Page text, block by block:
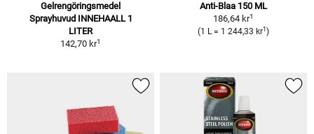
Gelrengöringsmedel
Sprayhuvud INNEHAALL 1
LITER
142,70 kr1
Anti-Blaa 150 ML
186,64 kr1
(1 L = 1 244,33 kr1 )